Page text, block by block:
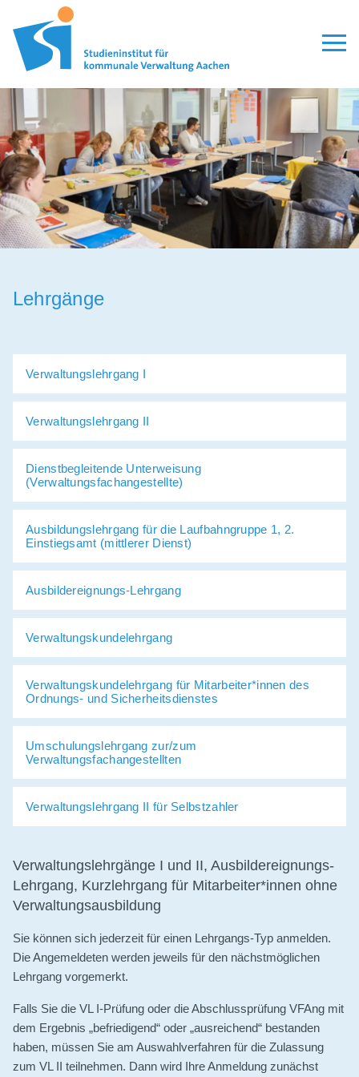
Seminare
Modulare Qualifizierung
Lehrgänge
Personalauswahl
Organisation
Lehrgänge
Verwaltungslehrgang I
Verwaltungslehrgang II
Dienstbegleitende Unterweisung
(Verwaltungsfachangestellte)
Ausbildungslehrgang für die Laufbahngruppe 1, 2.
Einstiegsamt (mittlerer Dienst)
Ausbildereignungs-Lehrgang
Verwaltungskundelehrgang
Verwaltungskundelehrgang für Mitarbeiter*innen des
Ordnungs- und Sicherheitsdienstes
Umschulungslehrgang zur/zum
Verwaltungsfachangestellten
Verwaltungslehrgang II für Selbstzahler
Verwaltungslehrgänge I und II, Ausbildereignungs-
Lehrgang, Kurzlehrgang für Mitarbeiter*innen ohne
Verwaltungsausbildung
Sie können sich jederzeit für einen Lehrgangs-Typ anmelden.
Die Angemeldeten werden jeweils für den nächstmöglichen
Lehrgang vorgemerkt.
Falls Sie die VL I-Prüfung oder die Abschlussprüfung VFAng mit
dem Ergebnis „befriedigend“ oder „ausreichend“ bestanden
haben, müssen Sie am Auswahlverfahren für die Zulassung
zum VL II teilnehmen. Dann wird Ihre Anmeldung zunächst